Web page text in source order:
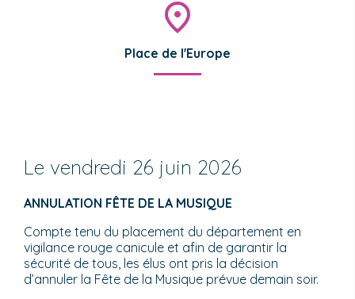
Place de l'Europe
Le vendredi 26 juin 2026
ANNULATION FÊTE DE LA MUSIQUE
Compte tenu du placement du département en
vigilance rouge canicule et afin de garantir la
sécurité de tous, les élus ont pris la décision
d’annuler la Fête de la Musique prévue demain soir.